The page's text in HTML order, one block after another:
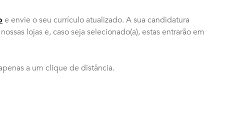
e envie o seu currículo atualizado. A sua candidatura
lojas e, caso seja selecionado(a), estas entrarão em
a um clique de distância.